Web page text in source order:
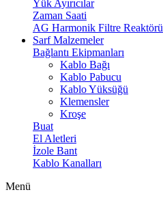
Yük Ayırıcılar
Zaman Saati
AG Harmonik Filtre Reaktörü
Sarf Malzemeler
Bağlantı Ekipmanları
Kablo Bağı
Kablo Pabucu
Kablo Yüksüğü
Klemensler
Kroşe
Buat
El Aletleri
İzole Bant
Kablo Kanalları
Menü